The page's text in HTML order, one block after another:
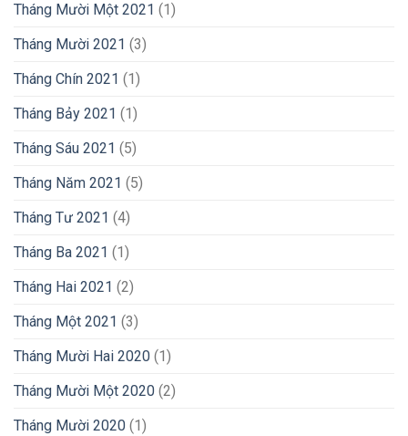
Tháng Mười Một 2021 (1)
Tháng Mười 2021 (3)
Tháng Chín 2021 (1)
Tháng Bảy 2021 (1)
Tháng Sáu 2021 (5)
Tháng Năm 2021 (5)
Tháng Tư 2021 (4)
Tháng Ba 2021 (1)
Tháng Hai 2021 (2)
Tháng Một 2021 (3)
Tháng Mười Hai 2020 (1)
Tháng Mười Một 2020 (2)
Tháng Mười 2020 (1)